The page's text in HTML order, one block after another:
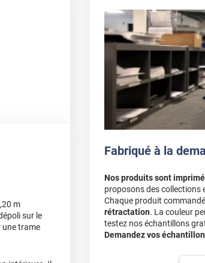
"qui a de
empêche
en
m
sur le
une trame
Fabriqué à la
Nos produits sont
proposons des collections
Chaque produit
rétractation. La couleur
testez nos échantillons
Demandez vos